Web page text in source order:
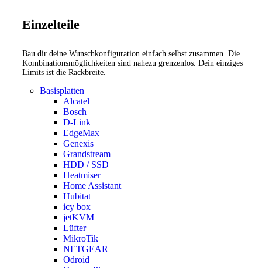
Einzelteile
Bau dir deine Wunschkonfiguration einfach selbst zusammen. Die
Kombinationsmöglichkeiten sind nahezu grenzenlos. Dein einziges
Limits ist die Rackbreite.
Basisplatten
Alcatel
Bosch
D-Link
EdgeMax
Genexis
Grandstream
HDD / SSD
Heatmiser
Home Assistant
Hubitat
icy box
jetKVM
Lüfter
MikroTik
NETGEAR
Odroid